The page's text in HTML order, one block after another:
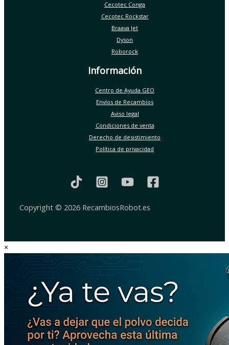
Cecotec Conga
Cecotec Rockstar
Braava Jet
Dyson
Roborock
Información
Centro de Ayuda GEO
Envíos de Recambios
Aviso legal
Condiciones de venta
Derecho de desistimiento
Política de privacidad
Copyright © 2026 RecambiosRobot.es
×